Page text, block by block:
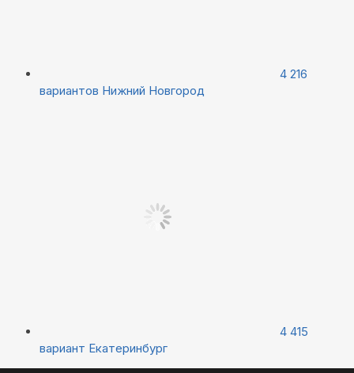
4 216
вариантов Нижний Новгород
4 415
вариант Екатеринбург